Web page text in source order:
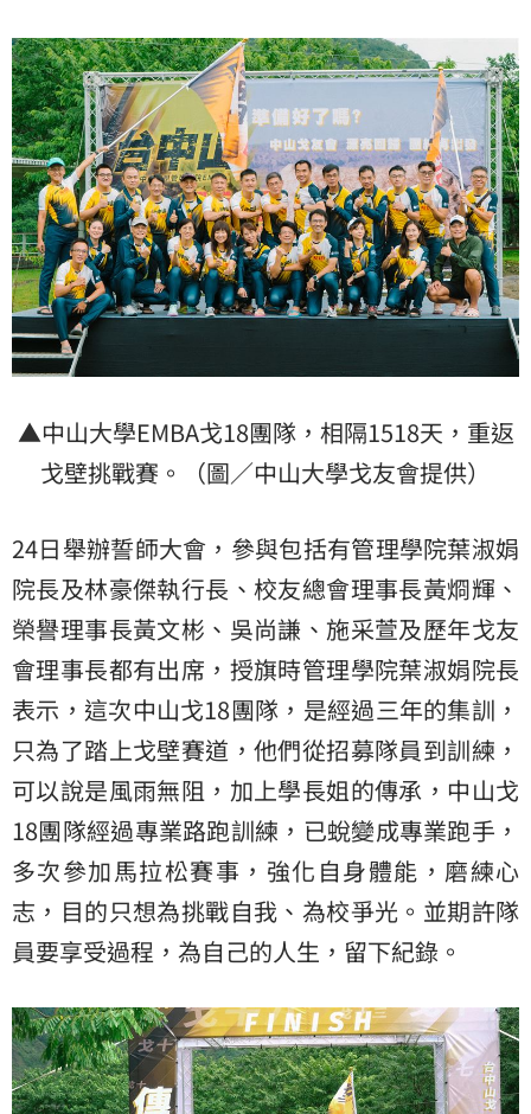
▲中山大學EMBA戈18團隊，相隔1518天，重返
戈壁挑戰賽。（圖／中山大學戈友會提供）
24日舉辦誓師大會，參與包括有管理學院葉淑娟
院長及林豪傑執行長、校友總會理事長黃烱輝、
榮譽理事長黃文彬、吳尚謙、施采萱及歷年戈友
會理事長都有出席，授旗時管理學院葉淑娟院長
表示，這次中山戈18團隊，是經過三年的集訓，
只為了踏上戈壁賽道，他們從招募隊員到訓練，
可以說是風雨無阻，加上學長姐的傳承，中山戈
18團隊經過專業路跑訓練，已蛻變成專業跑手，
多次參加馬拉松賽事，強化自身體能，磨練心
志，目的只想為挑戰自我、為校爭光。並期許隊
員要享受過程，為自己的人生，留下紀錄。